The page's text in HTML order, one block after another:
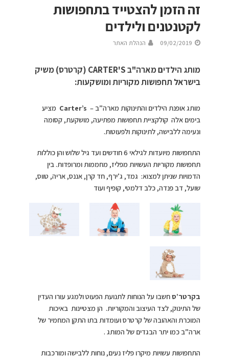
זה הזמן להצטייד בתחפושות
לקטנטנים ולילדים
09/02/2019 הנהלת האתר
מותג הילדים מארה"ב CARTER'S (קרטרס) משיק
בישראל תחפושות מקוריות ומושקעות:
מותג אופנת הילדים והתינוקות מארה”ב – Carter’s מציע
בימים אלה קולקציית תחפושות מפתיעה, מושקעת, קסומה
ונעימה ללבישה, לתינוקות ולפעוטות.
התחפושות מיועדות לגילאי 6 חודשים ועד גיל שלוש והן כוללות
תחפושות מקוריות העשויות מפליז, מחממות ומרופדות. בין
הדמויות שניתן למצוא: גמד, ג’ירף, חד קרן, אננס, אריה, טווס,
שועל, דב פנדה, כלב דלמטי, קופיף ועוד
בקרטר’סחשבו על הנוחות לתנועת הפעוט ולמגע עורו העדין
של התינוק, לצד העיצוב והמקוריות. הן מצטיינות באיכות
המוכרת והאהובה של קרטרס ועומדות בתו התקן המחמיר של
ארה”ב כמו יתר הבגדים של המותג .
התחפושות עשויות מיקרו פליז נעים, נוחות ללבישה ומורכבות